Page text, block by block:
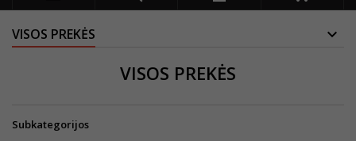
VISOS PREKĖS
VISOS PREKĖS
Subkategorijos